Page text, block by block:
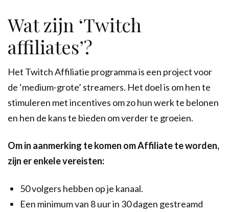
Wat zijn ‘Twitch
affiliates’?
Het Twitch Affiliatie programma is een project voor
de ‘medium-grote’ streamers. Het doel is om hen te
stimuleren met incentives om zo hun werk te belonen
en hen de kans te bieden om verder te groeien.
Om in aanmerking te komen om Affiliate te worden,
zijn er enkele vereisten:
50 volgers hebben op je kanaal.
Een minimum van 8 uur in 30 dagen gestreamd